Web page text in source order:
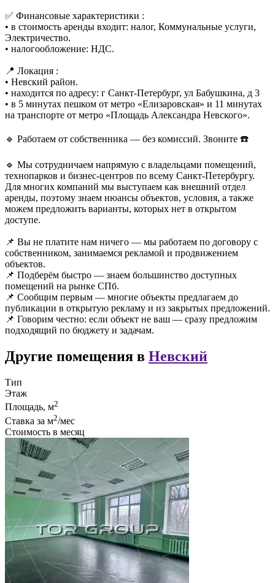
✅ Финансовые характеристики :
• в стоимость аренды входит: налог, Коммунальные услуги,
Электричество.
• налогообложение: НДС.
📍 Локация :
• Невский район.
• находится по адресу: г Санкт-Петербург, ул Бабушкина, д 3
• в 5 минутах пешком от метро «Елизаровская» и 11 минутах
на транспорте от метро «Площадь Александра Невского».
🔹 Работаем от собственника — без комиссий. Звоните ☎️
🔹 Мы сотрудничаем напрямую с владельцами помещений,
технопарков и бизнес-центров по всему Санкт-Петербургу.
Для многих компаний мы выступаем как внешний отдел
аренды, поэтому знаем нюансы объектов, условия, а также
можем предложить варианты, которых нет в открытом
доступе.
📌 Вы не платите нам ничего — мы работаем по договору с
собственником, занимаемся рекламой и продвижением
объектов.
📌 Подберём быстро — знаем большинство доступных
помещений на рынке СПб.
📌 Сообщим первым — многие объекты предлагаем до
публикации в открытую рекламу и из закрытых предложений.
📌 Говорим честно: если объект не ваш — сразу предложим
подходящий по бюджету и задачам.
Другие помещения в Невский
Тип
Этаж
Площадь, м2
Ставка за м2/мес
Стоимость в месяц